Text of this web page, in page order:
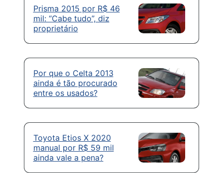
Prisma 2015 por R$ 46
mil: “Cabe tudo”, diz
proprietário
Por que o Celta 2013
ainda é tão procurado
entre os usados?
Toyota Etios X 2020
manual por R$ 59 mil
ainda vale a pena?